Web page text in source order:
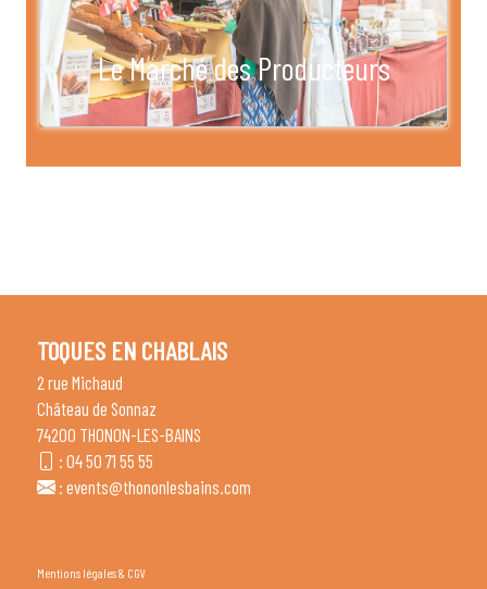
Le Marché des Producteurs
TOQUES EN CHABLAIS
2 rue Michaud
Château de Sonnaz
74200 THONON-LES-BAINS
: 04 50 71 55 55
: events@thononlesbains.com
Mentions légales & CGV